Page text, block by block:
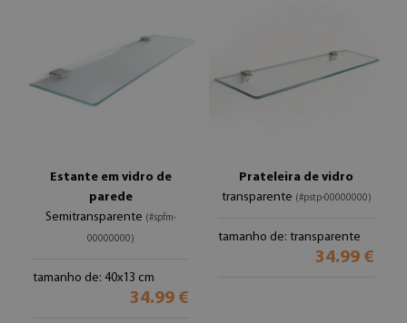
Estante em vidro de
parede
Semitransparente (#spfm-
00000000)
tamanho de: 40x13 cm
34.99 €
Prateleira de vidro
transparente (#pstp-00000000)
tamanho de: transparente
34.99 €